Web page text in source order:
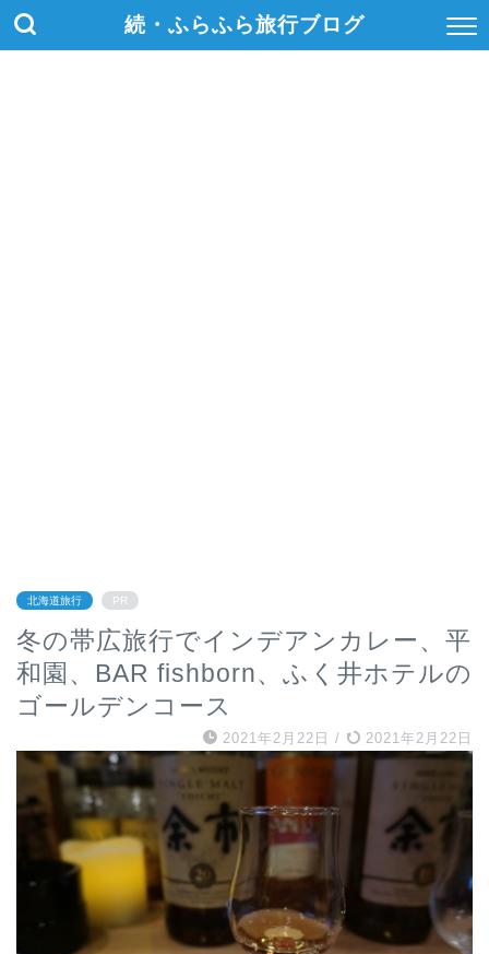
続・ふらふら旅行ブログ
北海道旅行 PR
冬の帯広旅行でインデアンカレー、平
和園、BAR fishborn、ふく井ホテルの
ゴールデンコース
2021年2月22日 / 2021年2月22日